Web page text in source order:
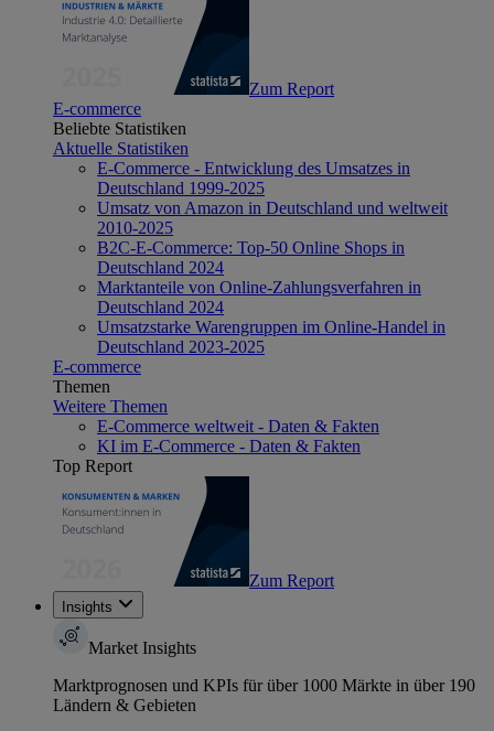
Zum Report
E-commerce
Beliebte Statistiken
Aktuelle Statistiken
E-Commerce - Entwicklung des Umsatzes in
Deutschland 1999-2025
Umsatz von Amazon in Deutschland und weltweit
2010-2025
B2C-E-Commerce: Top-50 Online Shops in
Deutschland 2024
Marktanteile von Online-Zahlungsverfahren in
Deutschland 2024
Umsatzstarke Warengruppen im Online-Handel in
Deutschland 2023-2025
E-commerce
Themen
Weitere Themen
E-Commerce weltweit - Daten & Fakten
KI im E-Commerce - Daten & Fakten
Top Report
Zum Report
Insights
Market Insights
Marktprognosen und KPIs für über 1000 Märkte in über 190
Ländern & Gebieten